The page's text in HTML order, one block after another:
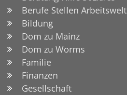
Berufe Stellen Arbeitswelt
Bildung
Dom zu Mainz
Dom zu Worms
Familie
Finanzen
Gesellschaft